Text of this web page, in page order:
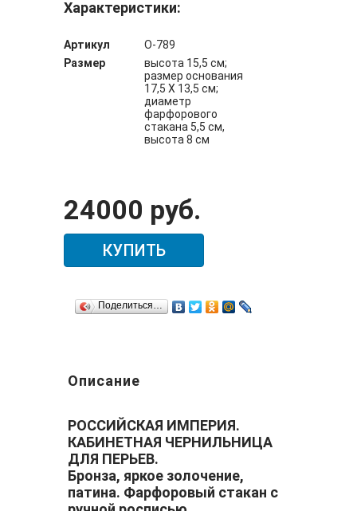
Характеристики:
Артикул
О-789
Размер
высота 15,5 см;
размер основания
17,5 Х 13,5 см;
диаметр
фарфорового
стакана 5,5 см,
высота 8 см
24000 руб.
КУПИТЬ
Поделиться…
Описание
РОССИЙСКАЯ ИМПЕРИЯ.
КАБИНЕТНАЯ ЧЕРНИЛЬНИЦА
ДЛЯ ПЕРЬЕВ.
Бронза, яркое золочение,
патина. Фарфоровый стакан с